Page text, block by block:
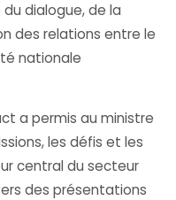
dialogue, de la
des relations entre le
nationale
a permis au ministre
les défis et les
central du secteur
des présentations